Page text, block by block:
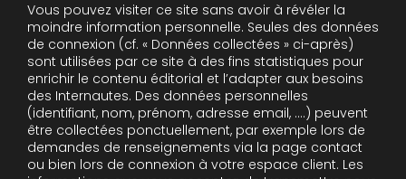
Vous pouvez visiter ce site sans avoir à révéler la
moindre information personnelle. Seules des données
de connexion (cf. « Données collectées » ci-après)
sont utilisées par ce site à des fins statistiques pour
enrichir le contenu éditorial et l’adapter aux besoins
des Internautes. Des données personnelles
(identifiant, nom, prénom, adresse email, ….) peuvent
être collectées ponctuellement, par exemple lors de
demandes de renseignements via la page contact
ou bien lors de connexion à votre espace client. Les